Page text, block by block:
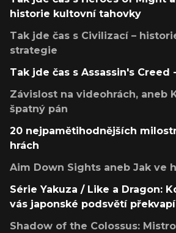
historie kultovní tahovky
Tak jde čas s Civilizací –
strategie
Tak jde čas s Assassin's
Závislost na videohrách, aneb
špatný pán
20 nejpamětihodnějších
hrách
Aim Down Sights aneb Jak ve
Série Yakuza / Like a Dragon:
vás japonské podsvětí překvapí
Shadow of the Colossus: